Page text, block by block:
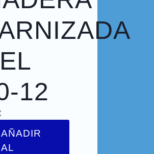
12
AÑADIR
AL